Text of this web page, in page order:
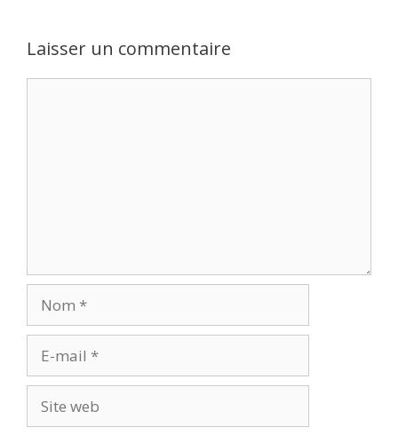
Laisser un commentaire
mail
web